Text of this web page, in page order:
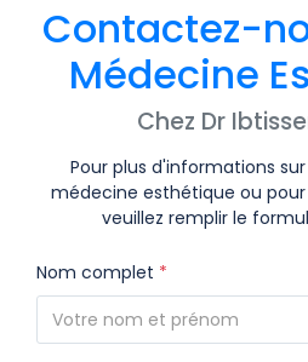
Contactez-
Médecine
Chez Dr
Pour plus d'informations
médecine esthétique ou
veuillez remplir le
Nom complet *